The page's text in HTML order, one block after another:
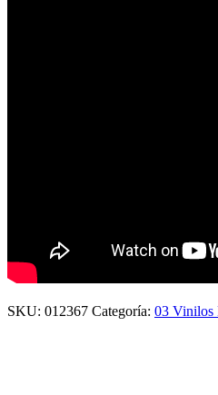
SKU: 012367 Categoría: 03 Vinilos